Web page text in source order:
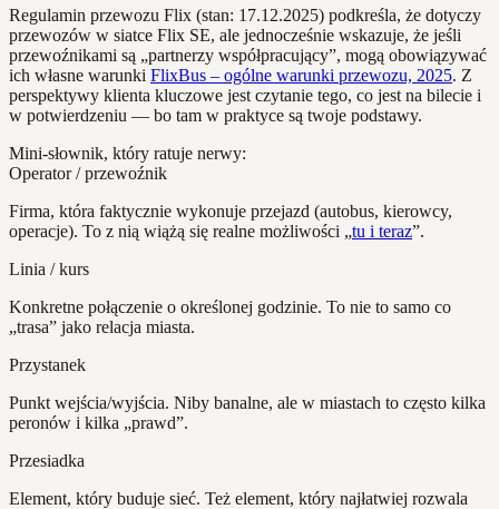
Regulamin przewozu Flix (stan: 17.12.2025) podkreśla, że dotyczy
przewozów w siatce Flix SE, ale jednocześnie wskazuje, że jeśli
przewoźnikami są „partnerzy współpracujący”, mogą obowiązywać
ich własne warunki FlixBus – ogólne warunki przewozu, 2025. Z
perspektywy klienta kluczowe jest czytanie tego, co jest na bilecie i
w potwierdzeniu — bo tam w praktyce są twoje podstawy.
Mini-słownik, który ratuje nerwy:
Operator / przewoźnik
Firma, która faktycznie wykonuje przejazd (autobus, kierowcy,
operacje). To z nią wiążą się realne możliwości „tu i teraz”.
Linia / kurs
Konkretne połączenie o określonej godzinie. To nie to samo co
„trasa” jako relacja miasta.
Przystanek
Punkt wejścia/wyjścia. Niby banalne, ale w miastach to często kilka
peronów i kilka „prawd”.
Przesiadka
Element, który buduje sieć. Też element, który najłatwiej rozwala